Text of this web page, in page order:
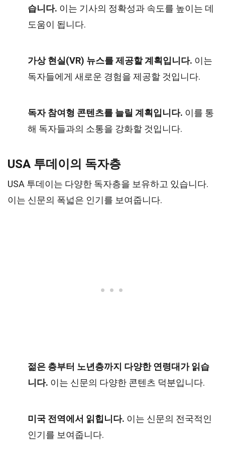
습니다. 이는 기사의 정확성과 속도를 높이는 데
도움이 됩니다.
가상 현실(VR) 뉴스를 제공할 계획입니다. 이는
독자들에게 새로운 경험을 제공할 것입니다.
독자 참여형 콘텐츠를 늘릴 계획입니다. 이를 통
해 독자들과의 소통을 강화할 것입니다.
USA 투데이의 독자층
USA 투데이는 다양한 독자층을 보유하고 있습니다.
이는 신문의 폭넓은 인기를 보여줍니다.
젊은 층부터 노년층까지 다양한 연령대가 읽습
니다. 이는 신문의 다양한 콘텐츠 덕분입니다.
미국 전역에서 읽힙니다. 이는 신문의 전국적인
인기를 보여줍니다.